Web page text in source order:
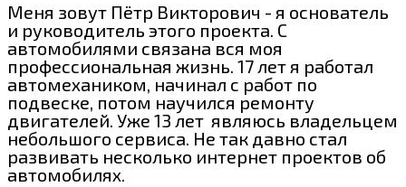
Меня зовут Пётр Викторович - я основатель
и руководитель этого проекта. С
автомобилями связана вся моя
профессиональная жизнь. 17 лет я работал
автомехаником, начинал с работ по
подвеске, потом научился ремонту
двигателей. Уже 13 лет являюсь владельцем
небольшого сервиса. Не так давно стал
развивать несколько интернет проектов об
автомобилях.